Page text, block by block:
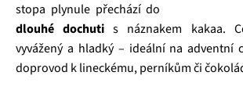
stopa plynule přechází do
dlouhé dochuti s náznakem kakaa.
vyvážený a hladký – ideální na adventní
doprovod k lineckému, perníkům či